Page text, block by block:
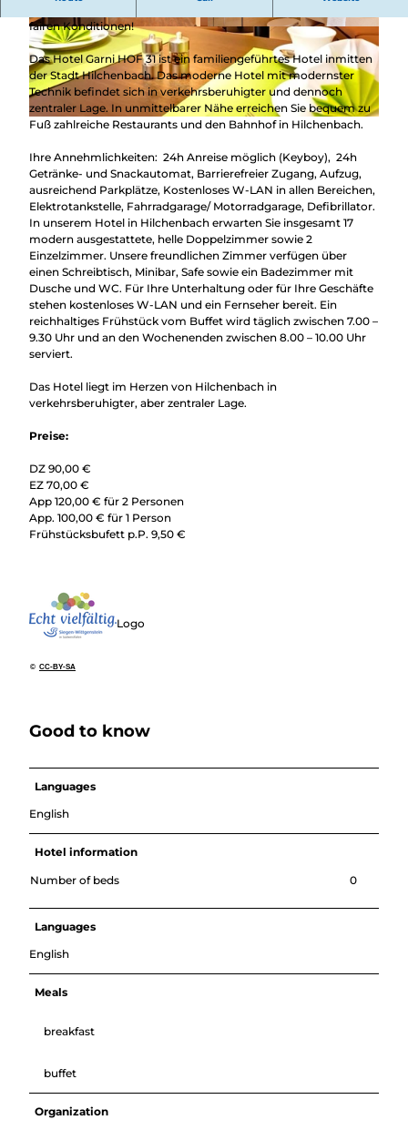
© Eckhard Reuter, Hotel Hof 31
© Eckhard Reuter, Hotel Hof 31 © Eckhard Reuter, Hotel Hof 31
fairen Konditionen!
Das Hotel Garni HOF 31 ist ein familiengeführtes Hotel inmitten
der Stadt Hilchenbach. Das moderne Hotel mit modernster
Technik befindet sich in verkehrsberuhigter und dennoch
zentraler Lage. In unmittelbarer Nähe erreichen Sie bequem zu
Fuß zahlreiche Restaurants und den Bahnhof in Hilchenbach.
Ihre Annehmlichkeiten: 24h Anreise möglich (Keyboy), 24h
Getränke- und Snackautomat, Barrierefreier Zugang, Aufzug,
ausreichend Parkplätze, Kostenloses W-LAN in allen Bereichen,
Elektrotankstelle, Fahrradgarage/ Motorradgarage, Defibrillator.
In unserem Hotel in Hilchenbach erwarten Sie insgesamt 17
modern ausgestattete, helle Doppelzimmer sowie 2
Einzelzimmer. Unsere freundlichen Zimmer verfügen über
einen Schreibtisch, Minibar, Safe sowie ein Badezimmer mit
Dusche und WC. Für Ihre Unterhaltung oder für Ihre Geschäfte
stehen kostenloses W-LAN und ein Fernseher bereit. Ein
reichhaltiges Frühstück vom Buffet wird täglich zwischen 7.00 –
9.30 Uhr und an den Wochenenden zwischen 8.00 – 10.00 Uhr
serviert.
Das Hotel liegt im Herzen von Hilchenbach in
verkehrsberuhigter, aber zentraler Lage.
Preise:
DZ 90,00 €
EZ 70,00 €
App 120,00 € für 2 Personen
App. 100,00 € für 1 Person
Frühstücksbufett p.P. 9,50 €
© CC-BY-SA
Logo
Good to know
Languages
English
Hotel information
Number of beds 0
Languages
English
Meals
breakfast
buffet
Organization